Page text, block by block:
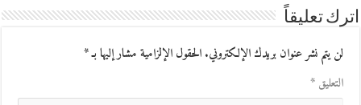
اترك تعليقاً
لن يتم نشر عنوان بريدك الإلكتروني.الحقول الإلزامية مشار إليها بـ*
التعليق*